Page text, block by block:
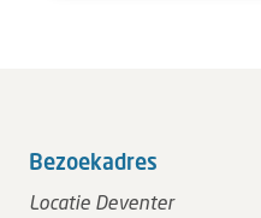
Bezoekadres
Locatie Deventer